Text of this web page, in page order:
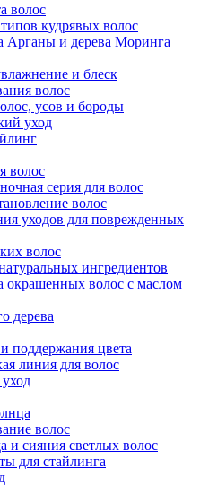
волос
кудрявых волос
Арганы и дерева Моринга
и блеск
волос
усов и бороды
уход
волос
серия для волос
волос
уходов для поврежденных
волос
ингредиентов
окрашенных волос с маслом
дерева
поддержания цвета
линия для волос
волос
и сияния светлых волос
для стайлинга